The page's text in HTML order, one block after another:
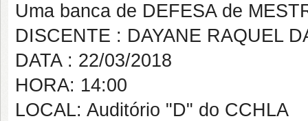
Uma banca de DEFESA de
DISCENTE : DAYANE RAQUEL
DATA : 22/03/2018
HORA: 14:00
LOCAL: Auditório "D" do CCHLA